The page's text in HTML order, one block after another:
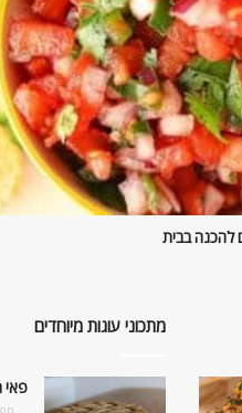
להכנה בבית
מתכוני עוגות מיוחדים
פאי